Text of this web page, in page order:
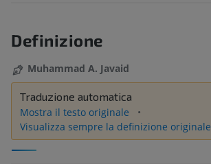
Definizione
Muhammad A. Javaid
Traduzione automatica
Mostra il testo originale
Visualizza sempre la definizione originale